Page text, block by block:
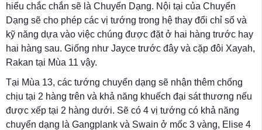
hiểu chắc chắn sẽ là Chuyển Dạng. Nội tại của Chuyển
Dạng sẽ cho phép các vị tướng trong hệ thay đổi chỉ số và
kỹ năng dựa vào việc chúng được đặt ở hai hàng trước hay
hai hàng sau. Giống như Jayce trước đây và cặp đôi Xayah,
Rakan tại Mùa 11 vậy.
Tại Mùa 13, các tướng chuyển dạng sẽ nhận thêm chống
chịu tại 2 hàng trên và khả năng khuếch đại sát thương nếu
được xếp tại 2 hàng dưới. Sẽ có 4 vị tướng có khả năng
chuyển dạng là Gangplank và Swain ở mốc 3 vàng, Elise 4